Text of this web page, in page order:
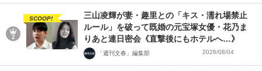
SCOOP!
三山凌輝が妻・趣里との「キス・濡れ場禁止
ルール」を破って既婚の元宝塚女優・花乃ま
りあと連日密会《直撃後にもホテルへ…》
「週刊文春」編集部 2026/08/04